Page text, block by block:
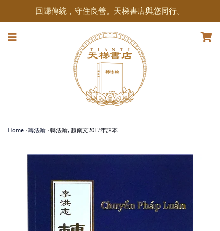
回歸傳統，守住良善。天梯書店與您同行。
Home › 轉法輪 › 轉法輪, 越南文2017年譯本